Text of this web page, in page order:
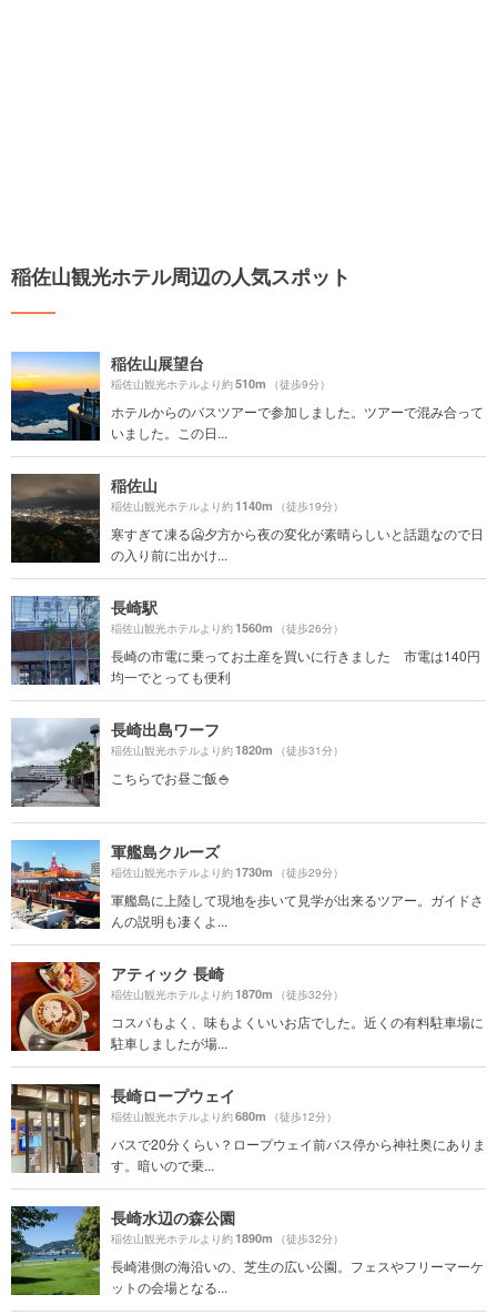
稲佐山観光ホテル周辺の人気スポット
稲佐山展望台
稲佐山観光ホテルより約510m （徒歩9分）
ホテルからのバスツアーで参加しました。ツアーで混み合って
いました。この日...
稲佐山
稲佐山観光ホテルより約1140m （徒歩19分）
寒すぎて凍る🥶夕方から夜の変化が素晴らしいと話題なので日
の入り前に出かけ...
長崎駅
稲佐山観光ホテルより約1560m （徒歩26分）
長崎の市電に乗ってお土産を買いに行きました 市電は140円
均一でとっても便利
長崎出島ワーフ
稲佐山観光ホテルより約1820m （徒歩31分）
こちらでお昼ご飯🍚
軍艦島クルーズ
稲佐山観光ホテルより約1730m （徒歩29分）
軍艦島に上陸して現地を歩いて見学が出来るツアー。ガイドさ
んの説明も凄くよ...
アティック 長崎
稲佐山観光ホテルより約1870m （徒歩32分）
コスパもよく、味もよくいいお店でした。近くの有料駐車場に
駐車しましたが場...
長崎ロープウェイ
稲佐山観光ホテルより約680m （徒歩12分）
バスで20分くらい？ロープウェイ前バス停から神社奥にありま
す。暗いので乗...
長崎水辺の森公園
稲佐山観光ホテルより約1890m （徒歩32分）
長崎港側の海沿いの、芝生の広い公園。フェスやフリーマーケ
ットの会場となる...